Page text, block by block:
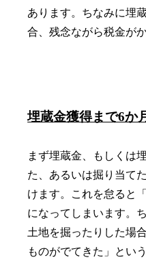
あります。ちなみに埋
合、残念ながら税金が
埋蔵金獲得まで6か
まず埋蔵金、もしくは
た、あるいは掘り当て
けます。これを怠ると
になってしまいます。
土地を掘ったりした場
ものがでてきた」とい